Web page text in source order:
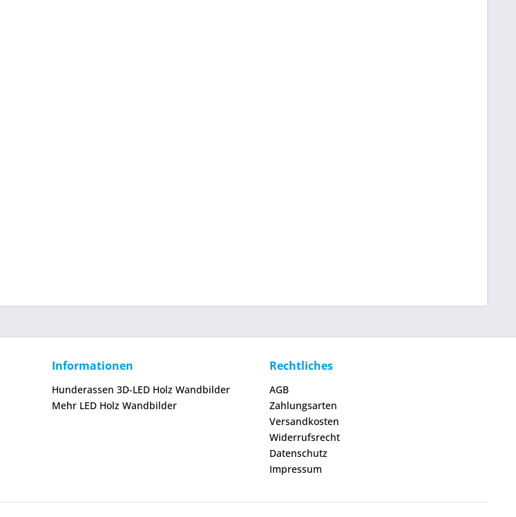
Informationen
Hunderassen 3D-LED Holz Wandbilder
Mehr LED Holz Wandbilder
Rechtliches
AGB
Zahlungsarten
Versandkosten
Widerrufsrecht
Datenschutz
Impressum